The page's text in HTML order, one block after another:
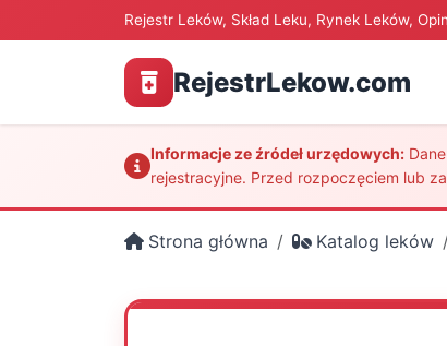
Rejestr Leków, Skład Leku, Rynek Leków,
RejestrLekow.com
Informacje ze źródeł urzędowych:
rejestracyjne. Przed rozpoczęciem lub
Strona główna Katalog leków